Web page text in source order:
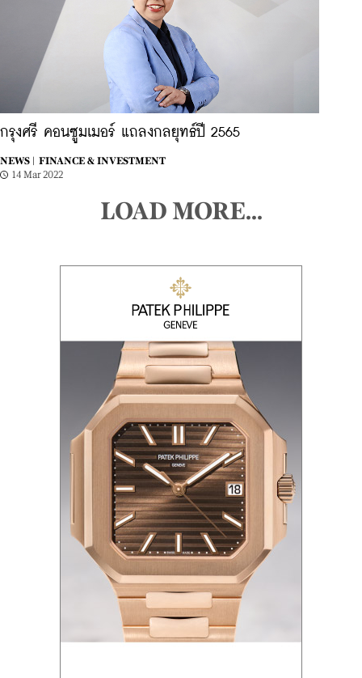
กรุงศรี คอนซูมเมอร์ แถลงกลยุทธ์ปี 2565
NEWS |
FINANCE & INVESTMENT
14 Mar 2022
LOAD MORE...